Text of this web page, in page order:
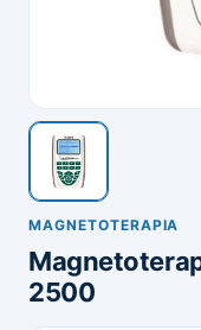
MAGNETOTERAPIA
2500